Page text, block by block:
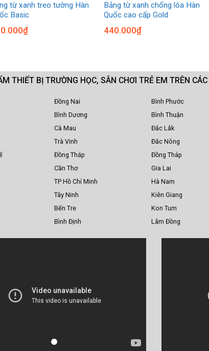
từ xanh treo tường Hàn
Basic
₫
Bảng từ xanh chống lóa Hàn
Quốc cao cấp Gold
440.000₫
THIẾT BỊ TRƯỜNG HỌC, SÂN CHƠI TRẺ EM TRÊN
Đồng Nai
Bình Dương
Cà Mau
Trà Vinh
Đồng Tháp
Cần Thơ
TP Hồ Chí Minh
Tây Ninh
Bến Tre
Bình Định
Bình Phước
Bình Thuận
Đắc Lắk
Đắc Nông
Đồng Tháp
Gia Lai
Hà Nam
Kiên Giang
Kon Tum
Lâm Đồng